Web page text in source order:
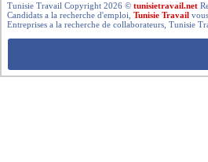
Tunisie Travail Copyright 2026 ©tunisietravail.net
Candidats a la recherche d'emploi,Tunisie Travail
Entreprises a la recherche de collaborateurs, Tunisie